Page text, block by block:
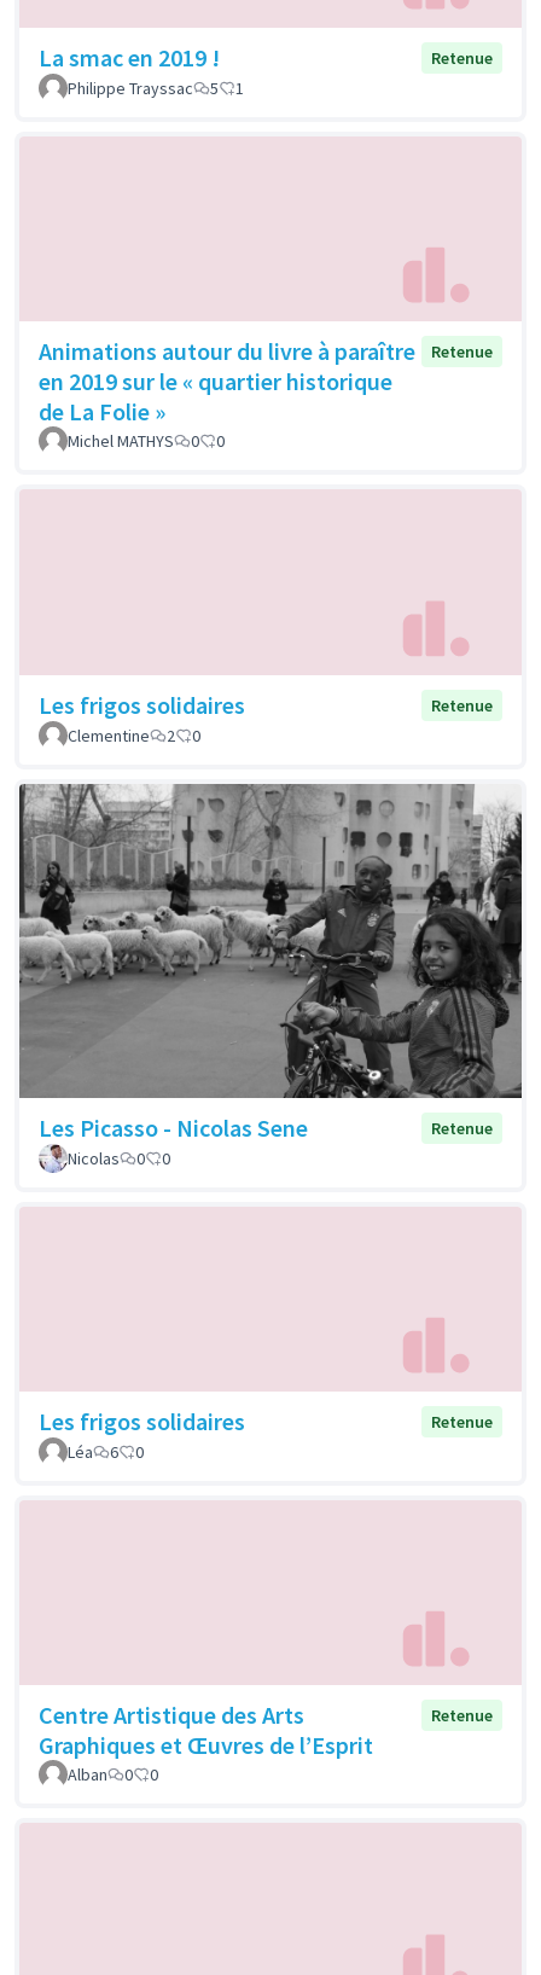
La smac en 2019 !
Retenue
Philippe Trayssac
5 1
Animations autour du livre à paraître
en 2019 sur le « quartier historique
de La Folie »
Retenue
Michel MATHYS 0 0
Les frigos solidaires
Retenue
Clementine
2 0
Les Picasso - Nicolas Sene
Retenue
Nicolas
0 0
Les frigos solidaires
Retenue
Léa
6 0
Centre Artistique des Arts
Graphiques et Œuvres de l’Esprit
Retenue
Alban 0 0